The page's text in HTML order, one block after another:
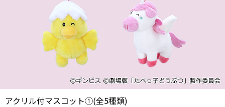
アクリル付マスコット①(全5種類)